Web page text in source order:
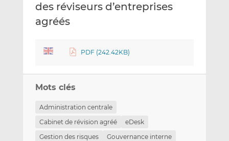
des réviseurs d’entreprises
agréés
PDF (242.42KB)
Mots clés
Administration centrale
Cabinet de révision agréé
eDesk
Gestion des risques
Gouvernance interne